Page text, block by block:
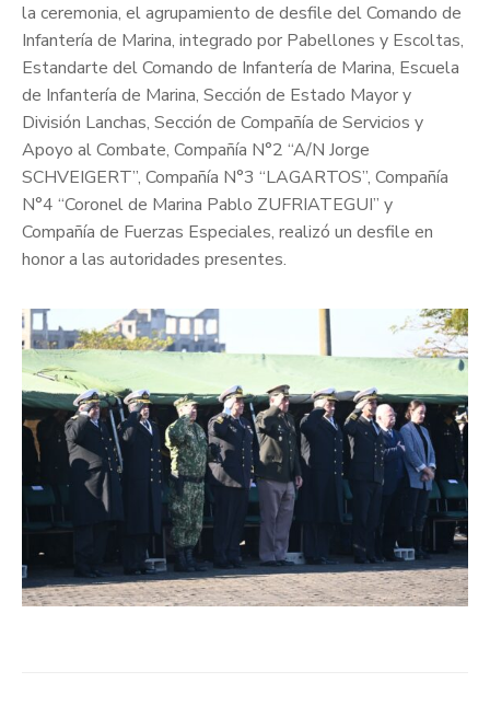
la ceremonia, el agrupamiento de desfile del Comando de
Infantería de Marina, integrado por Pabellones y Escoltas,
Estandarte del Comando de Infantería de Marina, Escuela
de Infantería de Marina, Sección de Estado Mayor y
División Lanchas, Sección de Compañía de Servicios y
Apoyo al Combate, Compañía N°2 “A/N Jorge
SCHVEIGERT”, Compañía N°3 “LAGARTOS”, Compañía
N°4 “Coronel de Marina Pablo ZUFRIATEGUI” y
Compañía de Fuerzas Especiales, realizó un desfile en
honor a las autoridades presentes.